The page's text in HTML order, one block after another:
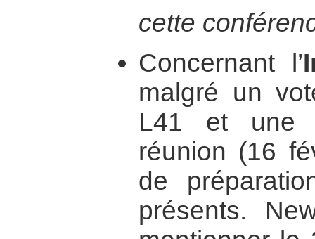
cette
Concernant l’
malgré un
L41 et une
réunion (16
de
présents.